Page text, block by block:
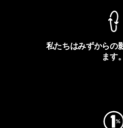
私たちはみずからの
ます。